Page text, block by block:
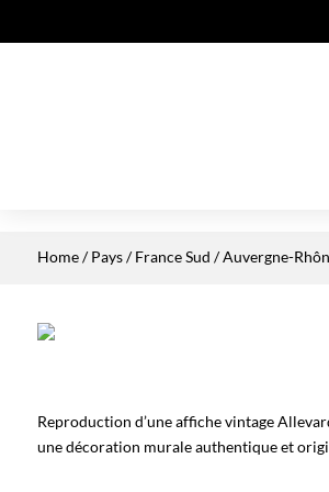
Home/Pays/France Sud /Auvergne-
Reproduction d’une affiche vintage
une décoration murale authentique et